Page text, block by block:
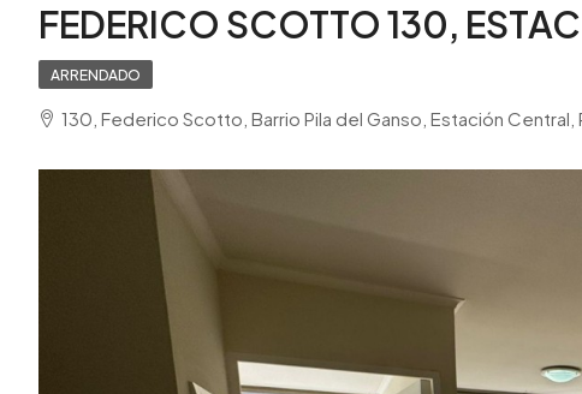
FEDERICO SCOTTO 130,
ARRENDADO
130, Federico Scotto, Barrio Pila del Ganso, Estación